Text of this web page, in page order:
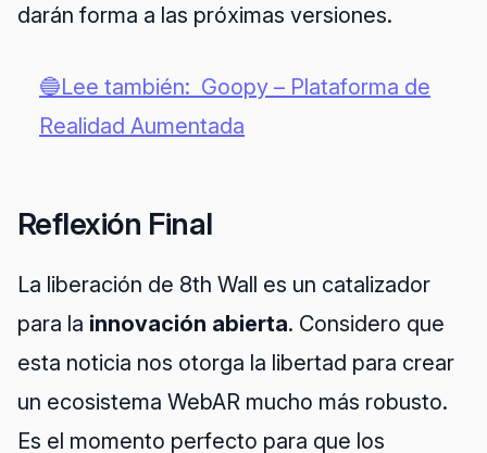
darán forma a las próximas versiones.
🔵Lee también: Goopy – Plataforma de
Realidad Aumentada
Reflexión Final
La liberación de 8th Wall es un catalizador
para la innovación abierta. Considero que
esta noticia nos otorga la libertad para crear
un ecosistema WebAR mucho más robusto.
Es el momento perfecto para que los